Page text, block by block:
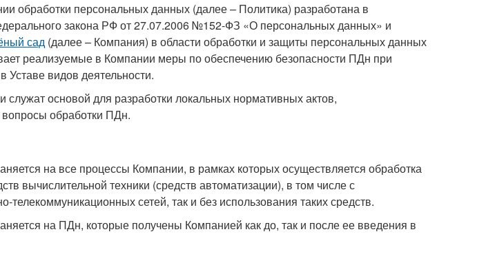
обработки персональных данных (далее – Политика) разработана в
закона РФ от 27.07.2006 №152-ФЗ «О персональных данных» и
сад (далее – Компания) в области обработки и защиты персональных данных
реализуемые в Компании меры по обеспечению безопасности ПДн при
Уставе видов деятельности.
основой для разработки локальных нормативных актов,
обработки ПДн.
на все процессы Компании, в рамках которых осуществляется обработка
вычислительной техники (средств автоматизации), в том числе с
сетей, так и без использования таких средств.
на ПДн, которые получены Компанией как до, так и после ее введения в